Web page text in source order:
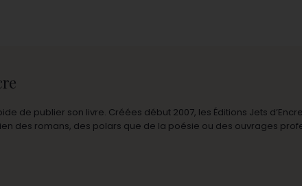
de publier son livre. Créées début 2007, les Éditions Jets
des romans, des polars que de la poésie ou des ouvrages